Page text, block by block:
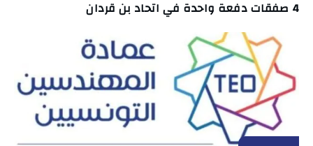
4 صفقات دفعة واحدة في اتحاد بن قردان